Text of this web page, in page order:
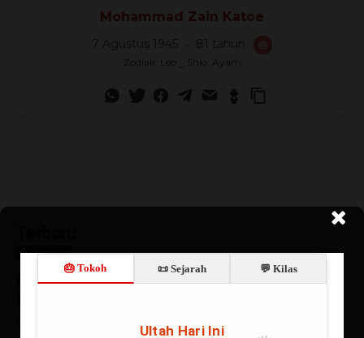
Mohammad Zain Katoe
7 Agustus 1945 81 tahun
Zodiak: Leo ‿ Shio: Ayam
Supranalar
Mendefinisikan Supranalar